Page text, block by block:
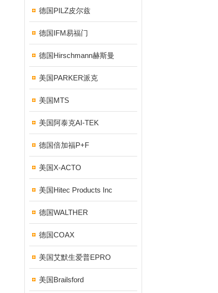
德国PILZ皮尔兹
德国IFM易福门
德国Hirschmann赫斯曼
美国PARKER派克
美国MTS
美国阿泰克AI-TEK
德国倍加福P+F
美国X-ACTO
美国Hitec Products Inc
德国WALTHER
德国COAX
美国艾默生爱普EPRO
美国Brailsford